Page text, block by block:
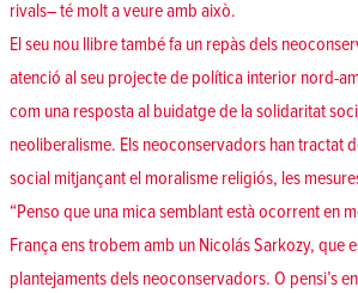
rivals– té molt a veure amb això.
El seu nou llibre també fa un repàs dels
atenció al seu projecte de política interior nord-
com una resposta al buidatge de la solidaritat
neoliberalisme. Els neoconservadors han tractat
social mitjançant el moralisme religiós, les
“Penso que una mica semblant està ocorrent en
França ens trobem amb un Nicolás Sarkozy, que
plantejaments dels neoconservadors. O pensi’s